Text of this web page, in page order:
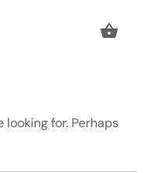
looking for. Perhaps